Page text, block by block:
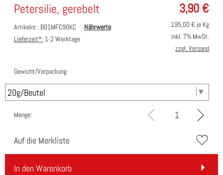
3,90 €
Petersilie, gerebelt
Artikelnr.: B01MFC90KC
Nährwerte
Lieferzeit*: 1-2 Werktage
195,00€ je Kg
inkl. 7% MwSt.
zzgl. Versand
Gewicht/Verpackung
Menge:
Auf die Merkliste
In den Warenkorb